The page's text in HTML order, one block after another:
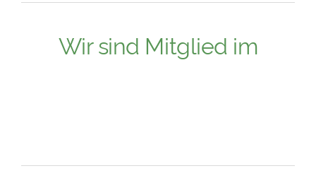
Wir sind Mitglied im